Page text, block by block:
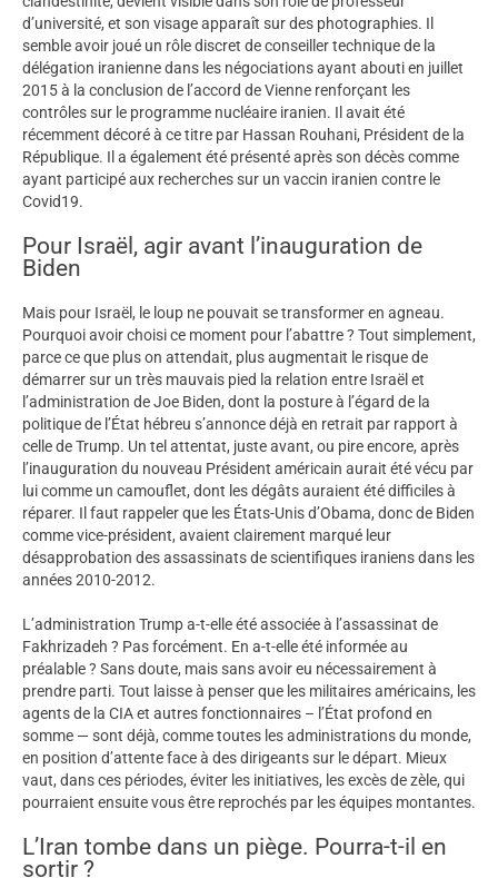
d’université, et son visage apparaît sur des photographies. Il
semble avoir joué un rôle discret de conseiller technique de la
délégation iranienne dans les négociations ayant abouti en juillet
2015 à la conclusion de l’accord de Vienne renforçant les
contrôles sur le programme nucléaire iranien. Il avait été
récemment décoré à ce titre par Hassan Rouhani, Président de la
République. Il a également été présenté après son décès comme
ayant participé aux recherches sur un vaccin iranien contre le
Covid19.
Pour Israël, agir avant l’inauguration de
Biden
Mais pour Israël, le loup ne pouvait se transformer en agneau.
Pourquoi avoir choisi ce moment pour l’abattre ? Tout simplement,
parce ce que plus on attendait, plus augmentait le risque de
démarrer sur un très mauvais pied la relation entre Israël et
l’administration de Joe Biden, dont la posture à l’égard de la
politique de l’État hébreu s’annonce déjà en retrait par rapport à
celle de Trump. Un tel attentat, juste avant, ou pire encore, après
l’inauguration du nouveau Président américain aurait été vécu par
lui comme un camouflet, dont les dégâts auraient été difficiles à
réparer. Il faut rappeler que les États-Unis d’Obama, donc de Biden
comme vice-président, avaient clairement marqué leur
désapprobation des assassinats de scientifiques iraniens dans les
années 2010-2012.
L’administration Trump a-t-elle été associée à l’assassinat de
Fakhrizadeh ? Pas forcément. En a-t-elle été informée au
préalable ? Sans doute, mais sans avoir eu nécessairement à
prendre parti. Tout laisse à penser que les militaires américains, les
agents de la CIA et autres fonctionnaires – l’État profond en
somme — sont déjà, comme toutes les administrations du monde,
en position d’attente face à des dirigeants sur le départ. Mieux
vaut, dans ces périodes, éviter les initiatives, les excès de zèle, qui
pourraient ensuite vous être reprochés par les équipes montantes.
L’Iran tombe dans un piège. Pourra-t-il en
sortir ?